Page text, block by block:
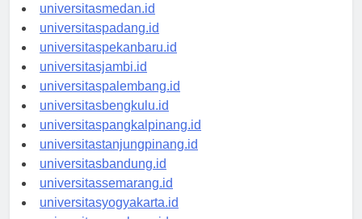
universitasaceh.id
universitasmedan.id
universitaspadang.id
universitaspekanbaru.id
universitasjambi.id
universitaspalembang.id
universitasbengkulu.id
universitaspangkalpinang.id
universitastanjungpinang.id
universitasbandung.id
universitassemarang.id